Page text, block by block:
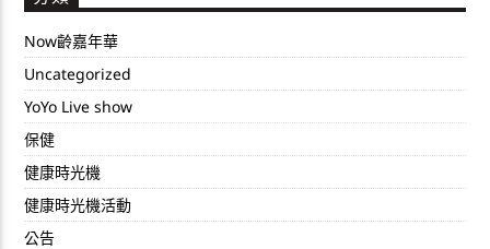
Now齡嘉年華
Uncategorized
YoYo Live show
保健
健康時光機
健康時光機活動
公告